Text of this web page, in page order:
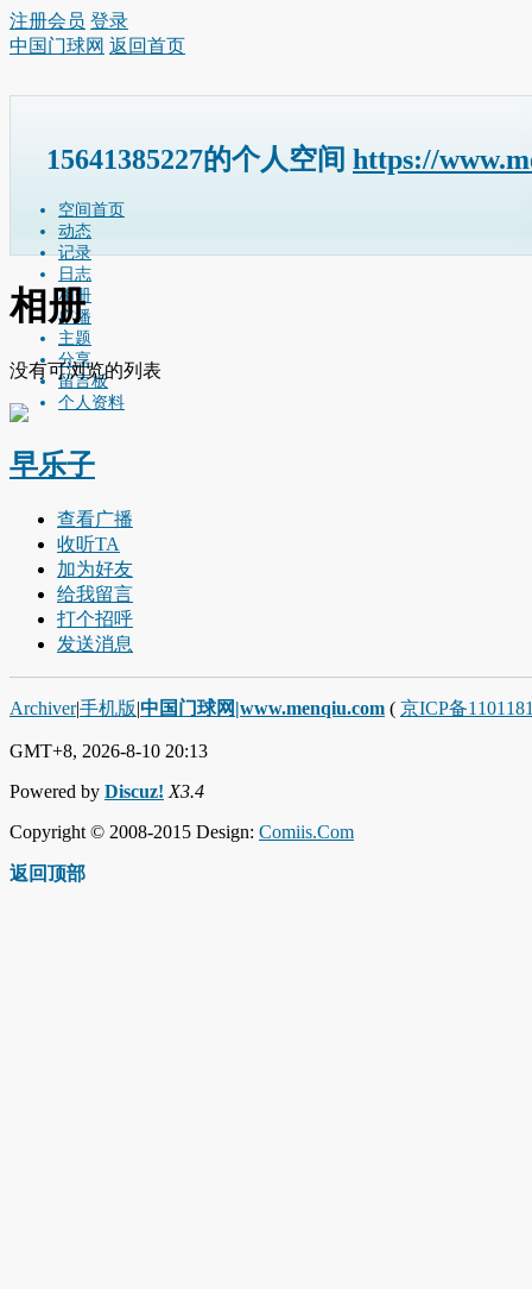
注册会员 登录
中国门球网 返回首页
15641385227的个人空间 https://
空间首页
动态
记录
日志
相册
广播
主题
分享
留言板
个人资料
相册
没有可浏览的列表
早乐子
查看广播
收听TA
加为好友
给我留言
打个招呼
发送消息
Archiver|手机版|中国门球网|www.menqiu.com ( 京ICP备
GMT+8, 2026-8-10 20:13
Powered by Discuz! X3.4
Copyright © 2008-2015 Design: Comiis.Com
返回顶部